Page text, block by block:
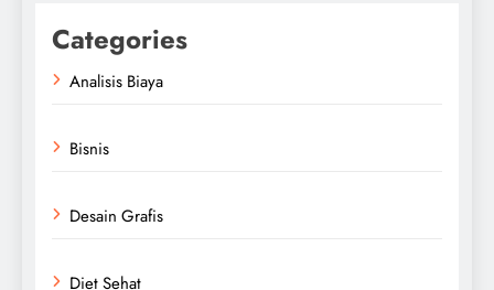
Categories
Analisis Biaya
Bisnis
Desain Grafis
Diet Sehat